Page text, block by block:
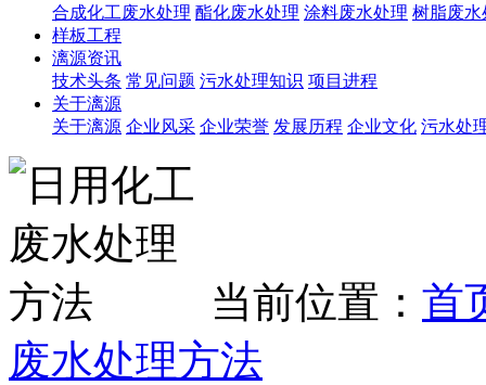
合成化工废水处理 酯化废水处理 涂料废水处理 树脂废水
样板工程
漓源资讯
技术头条 常见问题 污水处理知识 项目进程
关于漓源
关于漓源 企业风采 企业荣誉 发展历程 企业文化 污水处
当前位置： 首
废水处理方法